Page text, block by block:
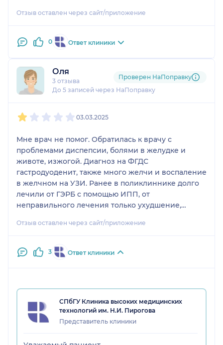
благодарность вам Полина Алесандровна !
Отзыв оставлен через сайт/приложение
0 Ответ клиники
Оля
3 отзыва
До 5 записей через НаПоправку
Проверен НаПоправку
03.03.2025
Мне врач не помог. Обратилась к врачу с
проблемами диспепсии, болями в желудке и
животе, изжогой. Диагноз на ФГДС
гастродуоденит, также много желчи и воспаление
в желчном на УЗИ. Ранее в поликлиннике долго
лечили от ГЭРБ с помощью ИПП, от
неправильного лечения только ухудшение,
Наконец, в платной клинике поставили диагноз
лечение подобрать не смогли. Все это сказала
врачу, на что она продолжала твердить, что это
не помогает, то нужно просто пить
антидепрессанты (с жуткой побочкой на ЖКТ) и
ходить к платному психиатру. Осмотр не провела
(не пощупала живот, не посмотрела язык). Я
Отзыв оставлен через сайт/приложение
3 Ответ клиники
СПбГУ Клиника высоких медицинских
технологий им. Н.И. Пирогова
Представитель клиники